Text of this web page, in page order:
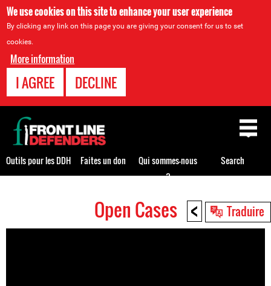
We use cookies on this site to enhance your user experience
By clicking any link on this page you are giving your consent for us to set
cookies.
More information
I AGREE DECLINE
< Traduire
Open Cases
Back
to
top
Outils pour les DDH Faites un don
Qui sommes-nous
?
Search